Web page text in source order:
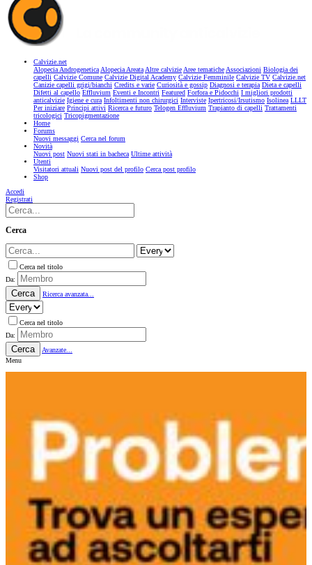
Calvizie.net
Alopecia AndrogeneticaAlopecia AreataAltre calvizieAree tematicheAssociazioni Biologia dei
capelli Calvizie Comune Calvizie Digital Academy Calvizie Femminile Calvizie TV Calvizie.net
Canizie capelli grigi/bianchi Credits e varie Curiosità e gossip Diagnosi e terapia Dieta e capelli
Difetti al capello Effluvium Eventi e Incontri Featured Forfora e Pidocchi I migliori prodotti
anticalvizie Igiene e cura Infoltimenti non chirurgici Interviste Ipertricosi/Irsutismo Isolinea LLLT
Per iniziare Principi attivi Ricerca e futuro Telogen Effluvium Trapianto di capelli Trattamenti
tricologici Tricopigmentazione
Home
Forums
Nuovi messaggi Cerca nel forum
Novità
Nuovi post Nuovi stati in bacheca Ultime attività
Utenti
Visitatori attuali Nuovi post del profilo Cerca post profilo
Shop
Accedi
Registrati
Cerca
Cerca nel titolo
Da:
Cerca Ricerca avanzata...
Cerca nel titolo
Da:
Cerca
Avanzate...
Menu